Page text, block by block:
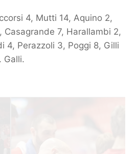
4, Mutti 14, Aquino 2,
Casagrande 7, Harallambi 2,
4, Perazzoli 3, Poggi 8, Gilli
. Galli.